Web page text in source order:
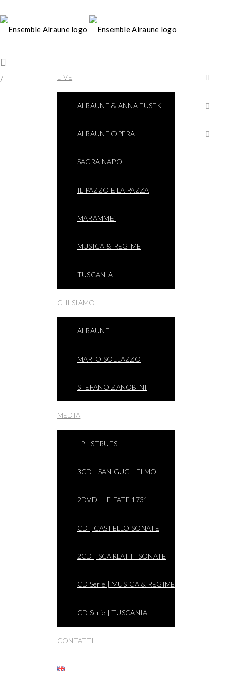
LIVE
ALRAUNE & ANNA FUSEK
ALRAUNE OPERA
SACRA NAPOLI
IL PAZZO E LA PAZZA
MARAMME’
MUSICA & REGIME
TUSCANIA
CHI SIAMO
ALRAUNE
MARIO SOLLAZZO
STEFANO ZANOBINI
MEDIA
LP | STRUES
3CD | SAN GUGLIELMO
2DVD | LE FATE 1731
CD | CASTELLO SONATE
2CD | SCARLATTI SONATE
CD Serie | MUSICA & REGIME
CD Serie | TUSCANIA
CONTATTI
/